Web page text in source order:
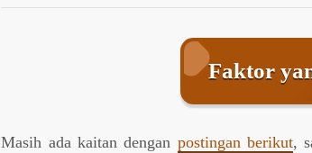
Faktor
Masih ada kaitan dengan postingan berikut,